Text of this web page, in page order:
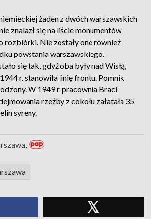
żaden z dwóch warszawskich
znalazł się na liście monumentów
rozbiórki. Nie zostały one również
powstania warszawskiego.
się tak, gdyż oba były nad Wisłą,
r. stanowiła linię frontu. Pomnik
W 1949 r. pracownia Braci
rzeźby z cokołu załatała 35
syreny.